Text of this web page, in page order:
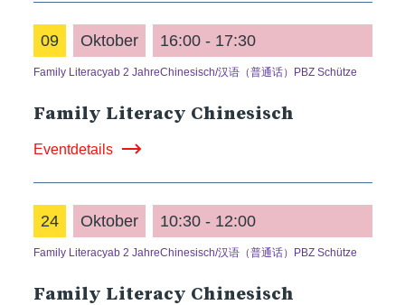
09 Oktober 16:00 - 17:30
Family Literacyab 2 JahreChinesisch/汉语（普通话） PBZ Schütze
Family Literacy Chinesisch
Eventdetails
24 Oktober 10:30 - 12:00
Family Literacyab 2 JahreChinesisch/汉语（普通话） PBZ Schütze
Family Literacy Chinesisch